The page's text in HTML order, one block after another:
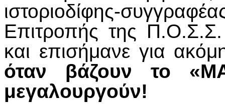
ιστοριοδίφης-
Επιτροπής της
και επισήμανε για
όταν βάζουν το
μεγαλουργούν!